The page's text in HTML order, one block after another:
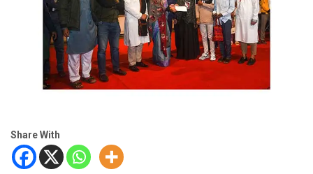
Share With